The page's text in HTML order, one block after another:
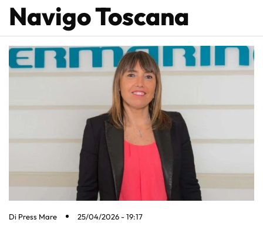
Navigo Toscana
Di Press Mare 25/04/2026 - 19:17